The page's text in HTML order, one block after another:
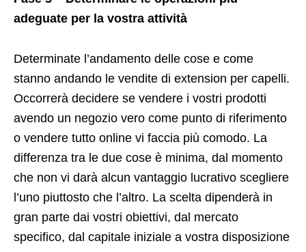
adeguate per la vostra attività
Determinate l’andamento delle cose e come
stanno andando le vendite di extension per capelli.
Occorrerà decidere se vendere i vostri prodotti
avendo un negozio vero come punto di riferimento
o vendere tutto online vi faccia più comodo. La
differenza tra le due cose è minima, dal momento
che non vi darà alcun vantaggio lucrativo scegliere
l’uno piuttosto che l’altro. La scelta dipenderà in
gran parte dai vostri obiettivi, dal mercato
specifico, dal capitale iniziale a vostra disposizione